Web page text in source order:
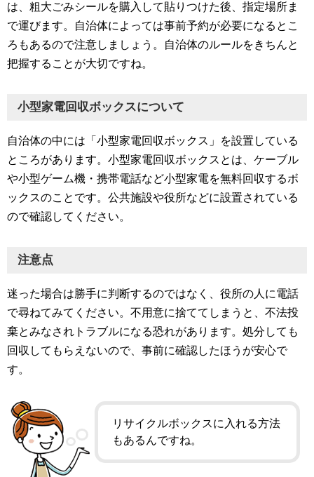
は、粗大ごみシールを購入して貼りつけた後、指定場所ま
で運びます。自治体によっては事前予約が必要になるとこ
ろもあるので注意しましょう。自治体のルールをきちんと
把握することが大切ですね。
小型家電回収ボックスについて
自治体の中には「小型家電回収ボックス」を設置している
ところがあります。小型家電回収ボックスとは、ケーブル
や小型ゲーム機・携帯電話など小型家電を無料回収するボ
ックスのことです。公共施設や役所などに設置されている
ので確認してください。
注意点
迷った場合は勝手に判断するのではなく、役所の人に電話
で尋ねてみてください。不用意に捨ててしまうと、不法投
棄とみなされトラブルになる恐れがあります。処分しても
回収してもらえないので、事前に確認したほうが安心で
す。
リサイクルボックスに入れる方法
もあるんですね。